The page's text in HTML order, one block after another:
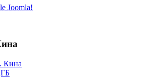
Joomla!
Кина